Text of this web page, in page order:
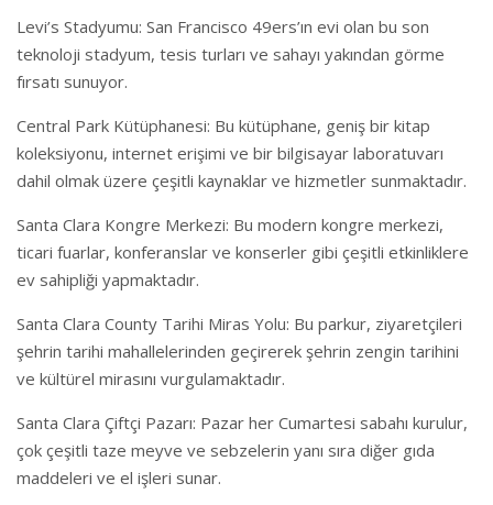
Levi’s Stadyumu: San Francisco 49ers’ın evi olan bu son
teknoloji stadyum, tesis turları ve sahayı yakından görme
fırsatı sunuyor.
Central Park Kütüphanesi: Bu kütüphane, geniş bir kitap
koleksiyonu, internet erişimi ve bir bilgisayar laboratuvarı
dahil olmak üzere çeşitli kaynaklar ve hizmetler sunmaktadır.
Santa Clara Kongre Merkezi: Bu modern kongre merkezi,
ticari fuarlar, konferanslar ve konserler gibi çeşitli etkinliklere
ev sahipliği yapmaktadır.
Santa Clara County Tarihi Miras Yolu: Bu parkur, ziyaretçileri
şehrin tarihi mahallelerinden geçirerek şehrin zengin tarihini
ve kültürel mirasını vurgulamaktadır.
Santa Clara Çiftçi Pazarı: Pazar her Cumartesi sabahı kurulur,
çok çeşitli taze meyve ve sebzelerin yanı sıra diğer gıda
maddeleri ve el işleri sunar.